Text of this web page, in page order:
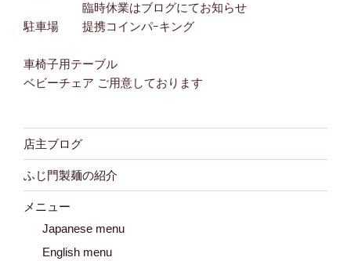
臨時休業はブログにてお知らせ
駐車場 提携コインパｰキング
車椅子用テーブル
ベビーチェア ご用意しております
店主ブログ
ふじ門製麺の紹介
メニュー
Japanese menu
English menu